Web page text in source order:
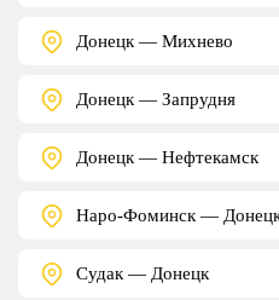
Донецк — Михнево
Донецк — Запрудня
Донецк — Нефтекамск
Наро-Фоминск —
Судак — Донецк